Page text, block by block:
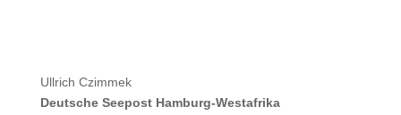
Ullrich Czimmek
Deutsche Seepost Hamburg-Westafrika